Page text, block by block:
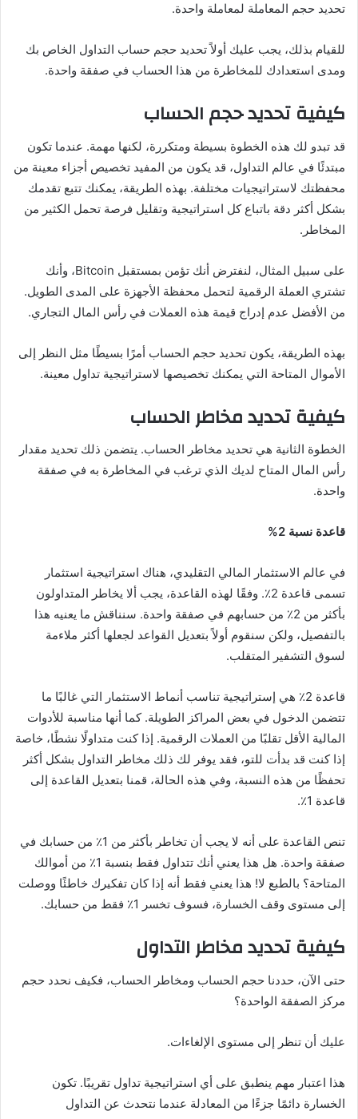
تحديد حجم المعاملة لمعاملة واحدة.
للقيام بذلك، يجب عليك أولاً تحديد حجم حساب التداول الخاص بك
ومدى استعدادك للمخاطرة من هذا الحساب في صفقة واحدة.
كيفية تحديد حجم الحساب
قد تبدو لك هذه الخطوة بسيطة ومتكررة، لكنها مهمة. عندما تكون
مبتدئًا في عالم التداول، قد يكون من المفيد تخصيص أجزاء معينة من
محفظتك لاستراتيجيات مختلفة. بهذه الطريقة، يمكنك تتبع تقدمك
بشكل أكثر دقة باتباع كل استراتيجية وتقليل فرصة تحمل الكثير من
المخاطر.
على سبيل المثال، لنفترض أنك تؤمن بمستقبل Bitcoin، وأنك
تشتري العملة الرقمية لتحمل محفظة الأجهزة على المدى الطويل.
من الأفضل عدم إدراج قيمة هذه العملات في رأس المال التجاري.
بهذه الطريقة، يكون تحديد حجم الحساب أمرًا بسيطًا مثل النظر إلى
الأموال المتاحة التي يمكنك تخصيصها لاستراتيجية تداول معينة.
كيفية تحديد مخاطر الحساب
الخطوة الثانية هي تحديد مخاطر الحساب. يتضمن ذلك تحديد مقدار
رأس المال المتاح لديك الذي ترغب في المخاطرة به في صفقة
واحدة.
قاعدة نسبة 2%
في عالم الاستثمار المالي التقليدي، هناك استراتيجية استثمار
تسمى قاعدة 2٪. وفقًا لهذه القاعدة، يجب ألا يخاطر المتداولون
بأكثر من 2٪ من حسابهم في صفقة واحدة. سنناقش ما يعنيه هذا
بالتفصيل، ولكن سنقوم أولاً بتعديل القواعد لجعلها أكثر ملاءمة
لسوق التشفير المتقلب.
قاعدة 2٪ هي إستراتيجية تناسب أنماط الاستثمار التي غالبًا ما
تتضمن الدخول في بعض المراكز الطويلة. كما أنها مناسبة للأدوات
المالية الأقل تقلبًا من العملات الرقمية. إذا كنت متداولًا نشطًا، خاصة
إذا كنت قد بدأت للتو، فقد يوفر لك ذلك مخاطر التداول بشكل أكثر
تحفظًا من هذه النسبة، وفي هذه الحالة، قمنا بتعديل القاعدة إلى
قاعدة 1٪.
تنص القاعدة على أنه لا يجب أن تخاطر بأكثر من 1٪ من حسابك في
صفقة واحدة. هل هذا يعني أنك تتداول فقط بنسبة 1٪ من أموالك
المتاحة؟ بالطبع لا! هذا يعني فقط أنه إذا كان تفكيرك خاطئًا ووصلت
إلى مستوى وقف الخسارة، فسوف تخسر 1٪ فقط من حسابك.
كيفية تحديد مخاطر التداول
حتى الآن، حددنا حجم الحساب ومخاطر الحساب، فكيف نحدد حجم
مركز الصفقة الواحدة؟
عليك أن تنظر إلى مستوى الإلغاءات.
هذا اعتبار مهم ينطبق على أي استراتيجية تداول تقريبًا. تكون
الخسارة دائمًا جزءًا من المعادلة عندما نتحدث عن التداول